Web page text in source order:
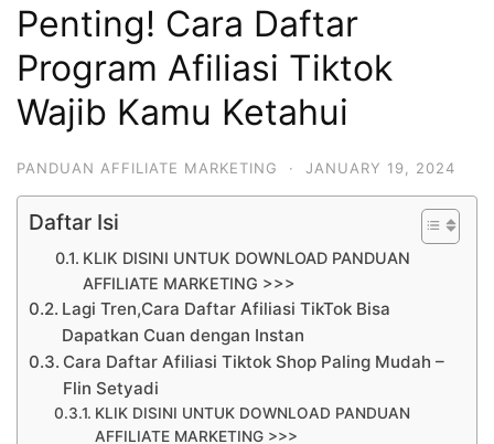
Penting! Cara Daftar
Program Afiliasi Tiktok
Wajib Kamu Ketahui
PANDUAN AFFILIATE MARKETING · JANUARY 19, 2024
Daftar Isi
KLIK DISINI UNTUK DOWNLOAD PANDUAN
AFFILIATE MARKETING >>>
Lagi Tren,Cara Daftar Afiliasi TikTok Bisa
Dapatkan Cuan dengan Instan
Cara Daftar Afiliasi Tiktok Shop Paling Mudah –
Flin Setyadi
KLIK DISINI UNTUK DOWNLOAD PANDUAN
AFFILIATE MARKETING >>>